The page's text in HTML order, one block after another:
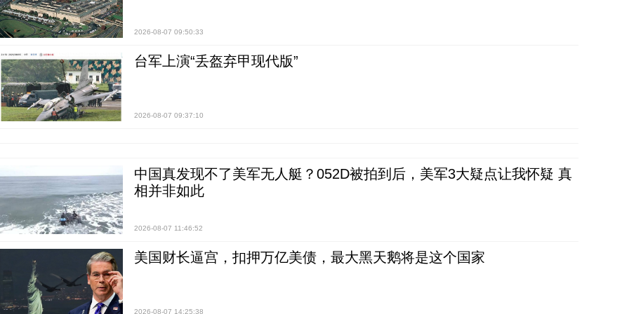
2026-08-07 09:50:33
台军上演“丢盔弃甲现代版”
2026-08-07 09:37:10
中国真发现不了美军无人艇？052D被拍到后，美军3大疑点让我怀疑 真
相并非如此
2026-08-07 11:46:52
美国财长逼宫，扣押万亿美债，最大黑天鹅将是这个国家
2026-08-07 14:25:38